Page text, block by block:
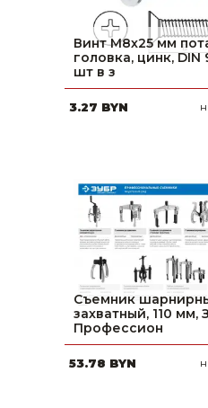
Винт М8х25 мм
головка, цинк, DIN
шт в з
3.27 BYN
Съемник
захватный, 110 мм,
Профессион
53.78 BYN